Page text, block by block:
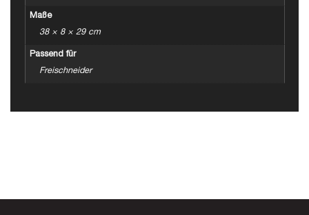
Maße
38 × 8 × 29 cm
Passend für
Freischneider